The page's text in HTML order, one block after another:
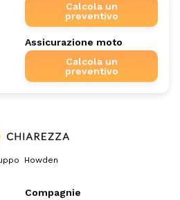
Calcola un
preventivo
Assicurazione moto
Calcola un
preventivo
Howden
Compagnie